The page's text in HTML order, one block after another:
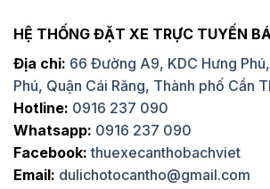
HỆ THỐNG ĐẶT XE TRỰC TUYẾN
Địa chỉ: 66 Đường A9, KDC Hưng
Phú, Quận Cái Răng, Thành phố Cần
Hotline: 0916 237 090
Whatsapp: 0916 237 090
Facebook: thuexecanthobachviet
Email: dulichotocantho@gmail.com